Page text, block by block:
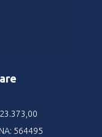
564495